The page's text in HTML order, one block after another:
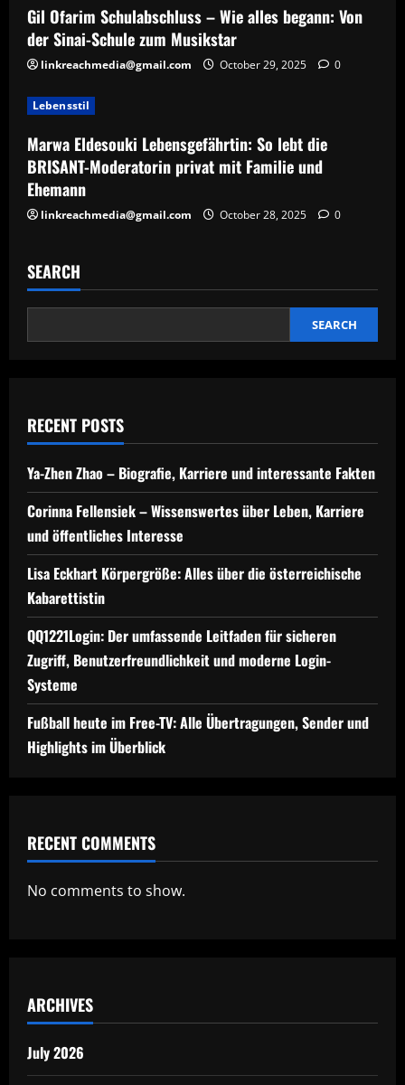
o
n
Gil Ofarim Schulabschluss – Wie alles begann: Von
der Sinai-Schule zum Musikstar
linkreachmedia@gmail.com October 29, 2025 0
Lebensstil
Marwa Eldesouki Lebensgefährtin: So lebt die
BRISANT-Moderatorin privat mit Familie und
Ehemann
linkreachmedia@gmail.com October 28, 2025 0
SEARCH
SEARCH
RECENT POSTS
Ya-Zhen Zhao – Biografie, Karriere und interessante Fakten
Corinna Fellensiek – Wissenswertes über Leben, Karriere
und öffentliches Interesse
Lisa Eckhart Körpergröße: Alles über die österreichische
Kabarettistin
QQ1221Login: Der umfassende Leitfaden für sicheren
Zugriff, Benutzerfreundlichkeit und moderne Login-
Systeme
Fußball heute im Free-TV: Alle Übertragungen, Sender und
Highlights im Überblick
RECENT COMMENTS
No comments to show.
ARCHIVES
July 2026